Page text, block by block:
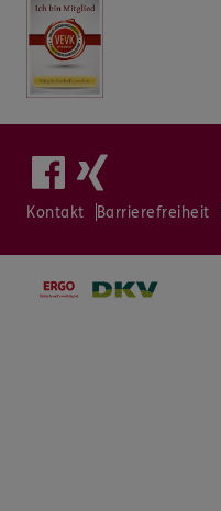
Kontakt Barrierefreiheit